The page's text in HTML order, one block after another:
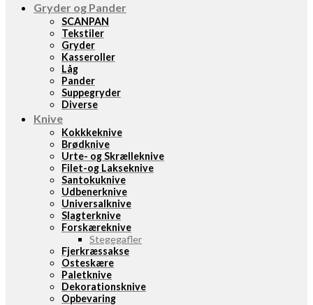
Gryder og Pander
SCANPAN
Tekstiler
Gryder
Kasseroller
Låg
Pander
Suppegryder
Diverse
Knive
Kokkkeknive
Brødknive
Urte- og Skrælleknive
Filet-og Lakseknive
Santokuknive
Udbenerknive
Universalknive
Slagterknive
Forskæreknive
Stegegafler
Fjerkræssakse
Osteskære
Paletknive
Dekorationsknive
Opbevaring